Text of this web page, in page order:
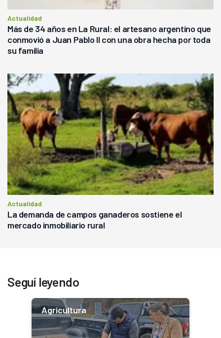
Actualidad
Más de 34 años en La Rural: el artesano argentino que
conmovió a Juan Pablo II con una obra hecha por toda
su familia
Actualidad
La demanda de campos ganaderos sostiene el
mercado inmobiliario rural
Seguí leyendo
Agricultura